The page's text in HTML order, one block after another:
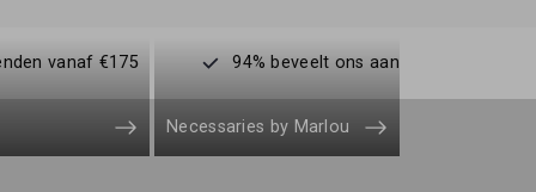
vanaf €175 94% beveelt ons aan
Necessaries by Marlou